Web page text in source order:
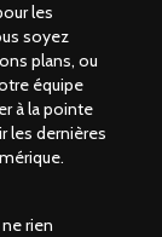
les
soyez
plans, ou
équipe
à la pointe
les dernières
rien